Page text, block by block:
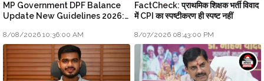
MP Government DPF Balance
Update New Guidelines 2026:
खबर
8/08/2026 10:36:00 AM
FactCheck: प्राथमिक शिक्षक भर्ती विवाद
में CPI का स्पष्टीकरण ही स्पष्ट नहीं
8/07/2026 08:43:00 PM